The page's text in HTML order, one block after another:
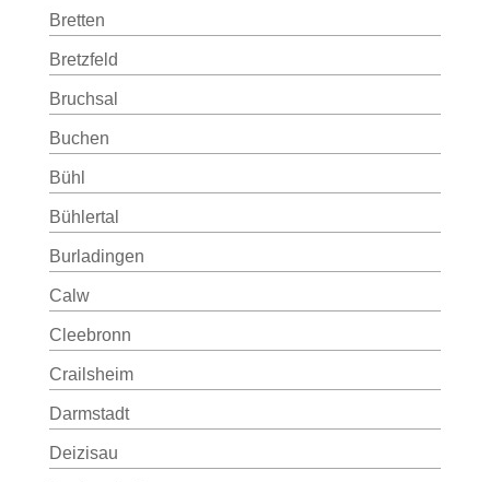
Bretten
Bretzfeld
Bruchsal
Buchen
Bühl
Bühlertal
Burladingen
Calw
Cleebronn
Crailsheim
Darmstadt
Deizisau